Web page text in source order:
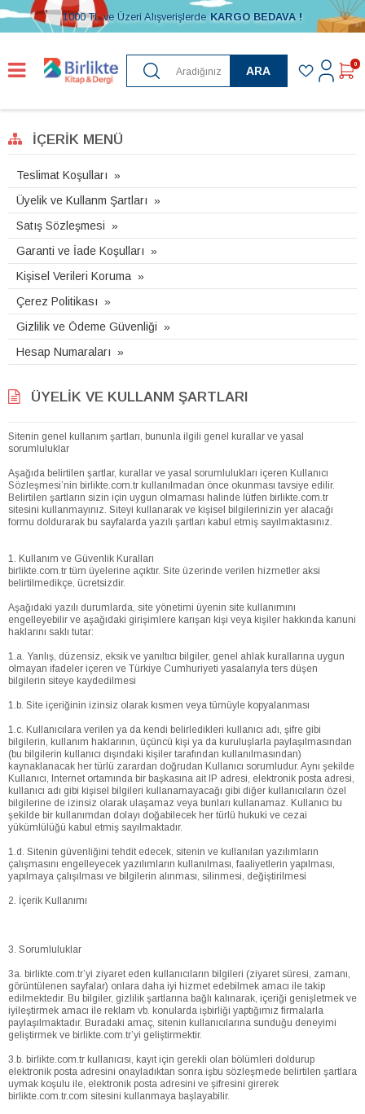
1000 TL ve Üzeri Alışverişlerde KARGO BEDAVA !
ARA
0
İÇERIK MENÜ
Teslimat Koşulları
Üyelik ve Kullanm Şartları
Satış Sözleşmesi
Garanti ve İade Koşulları
Kişisel Verileri Koruma
Çerez Politikası
Gizlilik ve Ödeme Güvenliği
Hesap Numaraları
ÜYELIK VE KULLANM ŞARTLARI
Sitenin genel kullanım şartları, bununla ilgili genel kurallar ve yasal
sorumluluklar
Aşağıda belirtilen şartlar, kurallar ve yasal sorumlulukları içeren Kullanıcı
Sözleşmesi’nin birlikte.com.tr kullanılmadan önce okunması tavsiye edilir.
Belirtilen şartların sizin için uygun olmaması halinde lütfen birlikte.com.tr
sitesini kullanmayınız. Siteyi kullanarak ve kişisel bilgilerinizin yer alacağı
formu doldurarak bu sayfalarda yazılı şartları kabul etmiş sayılmaktasınız.
1. Kullanım ve Güvenlik Kuralları
birlikte.com.tr tüm üyelerine açıktır. Site üzerinde verilen hizmetler aksi
belirtilmedikçe, ücretsizdir.
Aşağıdaki yazılı durumlarda, site yönetimi üyenin site kullanımını
engelleyebilir ve aşağıdaki girişimlere karışan kişi veya kişiler hakkında kanuni
haklarını saklı tutar:
1.a. Yanlış, düzensiz, eksik ve yanıltıcı bilgiler, genel ahlak kurallarına uygun
olmayan ifadeler içeren ve Türkiye Cumhuriyeti yasalarıyla ters düşen
bilgilerin siteye kaydedilmesi
1.b. Site içeriğinin izinsiz olarak kısmen veya tümüyle kopyalanması
1.c. Kullanıcılara verilen ya da kendi belirledikleri kullanıcı adı, şifre gibi
bilgilerin, kullanım haklarının, üçüncü kişi ya da kuruluşlarla paylaşılmasından
(bu bilgilerin kullanıcı dışındaki kişiler tarafından kullanılmasından)
kaynaklanacak her türlü zarardan doğrudan Kullanıcı sorumludur. Aynı şekilde
Kullanıcı, Internet ortamında bir başkasına ait IP adresi, elektronik posta adresi,
kullanıcı adı gibi kişisel bilgileri kullanamayacağı gibi diğer kullanıcıların özel
bilgilerine de izinsiz olarak ulaşamaz veya bunları kullanamaz. Kullanıcı bu
şekilde bir kullanımdan dolayı doğabilecek her türlü hukuki ve cezai
yükümlülüğü kabul etmiş sayılmaktadır.
1.d. Sitenin güvenliğini tehdit edecek, sitenin ve kullanılan yazılımların
çalışmasını engelleyecek yazılımların kullanılması, faaliyetlerin yapılması,
yapılmaya çalışılması ve bilgilerin alınması, silinmesi, değiştirilmesi
2. İçerik Kullanımı
3. Sorumluluklar
3a. birlikte.com.tr’yi ziyaret eden kullanıcıların bilgileri (ziyaret süresi, zamanı,
görüntülenen sayfalar) onlara daha iyi hizmet edebilmek amacı ile takip
edilmektedir. Bu bilgiler, gizlilik şartlarına bağlı kalınarak, içeriği genişletmek ve
iyileştirmek amacı ile reklam vb. konularda işbirliği yaptığımız firmalarla
paylaşılmaktadır. Buradaki amaç, sitenin kullanıcılarına sunduğu deneyimi
geliştirmek ve birlikte.com.tr’yi geliştirmektir.
3.b. birlikte.com.tr kullanıcısı, kayıt için gerekli olan bölümleri doldurup
elektronik posta adresini onayladıktan sonra işbu sözleşmede belirtilen şartlara
uymak koşulu ile, elektronik posta adresini ve şifresini girerek
birlikte.com.tr.com sitesini kullanmaya başlayabilir.